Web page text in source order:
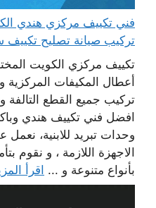
تركيب صيانة تصليح تكييف
تكييف مركزي الكويت
أعطال المكيفات المركزية
تركيب جميع القطع التالفة
افضل فني تكييف هندي
وحدات تبريد للابنية،
الاجهزة اللازمة ، و نقوم
بأنواع متنوعة و ... اقرأ